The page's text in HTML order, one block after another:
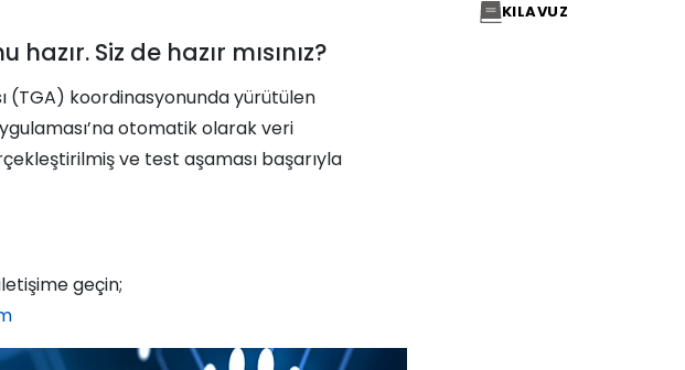
KILAVUZ
Siz de hazır mısınız?
(TGA) koordinasyonunda yürütülen
otomatik olarak veri
ve test aşaması başarıyla
geçin;